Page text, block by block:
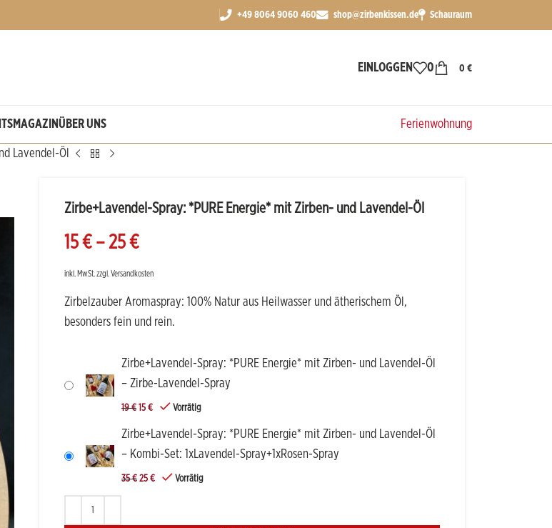
+49 8064 9060 460 shop@zirbenkissen.de Schauraum
EINLOGGEN 0 0 €
MAGAZINÜBER UNS Ferienwohnung
Lavendel-Öl
Zirbe+Lavendel-Spray: *PURE Energie* mit Zirben- und Lavendel-Öl
15€– 25€
inkl. MwSt.zzgl.Versandkosten
Zirbelzauber Aromaspray: 100% Natur aus Heilwasser und ätherischem Öl,
besonders fein und rein.
Zirbe+Lavendel-Spray: *PURE Energie* mit Zirben- und Lavendel-Öl
– Zirbe-Lavendel-Spray
19€ 15 € Vorrätig
Zirbe+Lavendel-Spray: *PURE Energie* mit Zirben- und Lavendel-Öl
– Kombi-Set: 1xLavendel-Spray+1xRosen-Spray
35€ 25 € Vorrätig